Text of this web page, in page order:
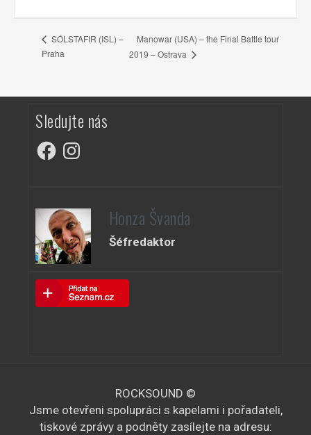
SÓLSTAFIR (ISL) –
Praha
Manowar (USA) – the Final Battle tour
2019 – Ostrava
Sledujte nás
FacebookInstagram
Honza Švanda
Šéfredaktor
ROCKSOUND ©
Jsme otevřeni spolupráci s kapelami i pořadateli,
tiskové zprávy a podněty zasílejte na adresu: